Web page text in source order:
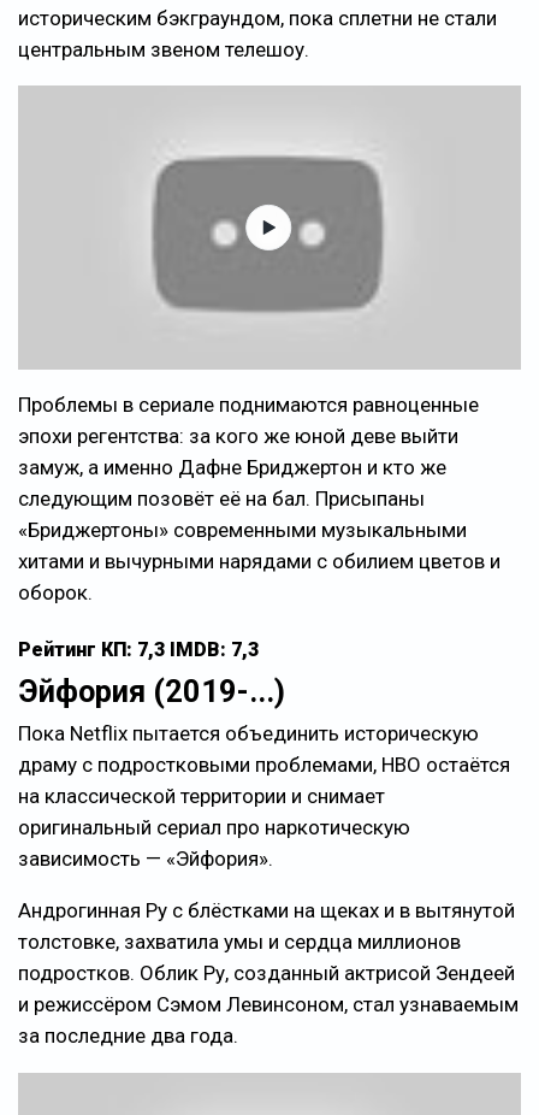
историческим бэкграундом, пока сплетни не стали
центральным звеном телешоу.
Проблемы в сериале поднимаются равноценные
эпохи регентства: за кого же юной деве выйти
замуж, а именно Дафне Бриджертон и кто же
следующим позовёт её на бал. Присыпаны
«Бриджертоны» современными музыкальными
хитами и вычурными нарядами с обилием цветов и
оборок.
Рейтинг КП: 7,3 IMDB: 7,3
Эйфория (2019-...)
Пока Netflix пытается объединить историческую
драму с подростковыми проблемами, HBO остаётся
на классической территории и снимает
оригинальный сериал про наркотическую
зависимость — «Эйфория».
Андрогинная Ру с блёстками на щеках и в вытянутой
толстовке, захватила умы и сердца миллионов
подростков. Облик Ру, созданный актрисой Зендеей
и режиссёром Сэмом Левинсоном, стал узнаваемым
за последние два года.